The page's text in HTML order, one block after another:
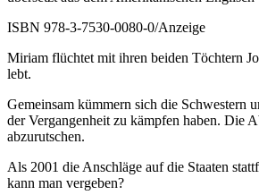
ISBN 978-3-7530-0080-0/Anzeige
Miriam flüchtet mit ihren beiden Töchtern
lebt.
Gemeinsam kümmern sich die Schwestern
der Vergangenheit zu kämpfen haben. Die
abzurutschen.
Als 2001 die Anschläge auf die Staaten
kann man vergeben?